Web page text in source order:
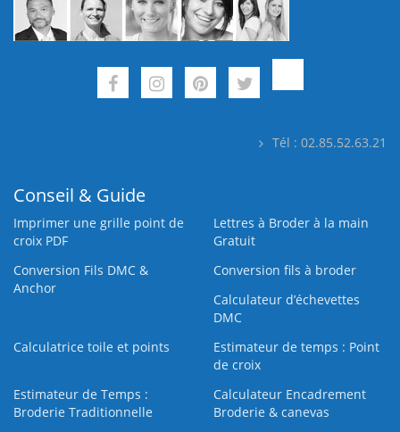
Tél : 02.85.52.63.21
Conseil & Guide
Imprimer une grille point de
croix PDF
Lettres à Broder à la main
Gratuit
Conversion Fils DMC &
Anchor
Conversion fils à broder
Calculateur d’échevettes
DMC
Calculatrice toile et points
Estimateur de temps : Point
de croix
Estimateur de Temps :
Broderie Traditionnelle
Calculateur Encadrement
Broderie & canevas